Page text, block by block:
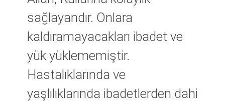
sağlayandır. Onlara
kaldıramayacakları ibadet ve
yük yüklememiştir.
Hastalıklarında ve
yaşlılıklarında ibadetlerden dahi